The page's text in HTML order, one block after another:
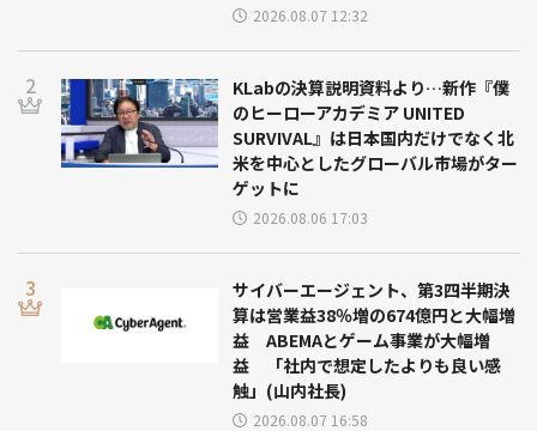
2026.08.07 12:32
KLabの決算説明資料より…新作『僕
のヒーローアカデミア UNITED
SURVIVAL』は日本国内だけでなく北
米を中心としたグローバル市場がター
ゲットに
2026.08.06 17:03
サイバーエージェント、第3四半期決
算は営業益38％増の674億円と大幅増
益 ABEMAとゲーム事業が大幅増
益 「社内で想定したよりも良い感
触」(山内社長)
2026.08.07 16:58